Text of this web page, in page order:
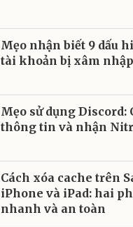
Mẹo nhận biết 9 dấu
tài khoản bị xâm
Mẹo sử dụng Discord:
thông tin và nhận
Cách xóa cache trên
iPhone và iPad: hai
nhanh và an toàn